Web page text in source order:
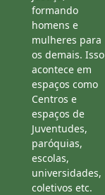
formando
homens e
mulheres para
os demais. Isso
acontece em
espaços como
Centros e
espaços de
Juventudes,
paróquias,
escolas,
universidades,
coletivos etc.